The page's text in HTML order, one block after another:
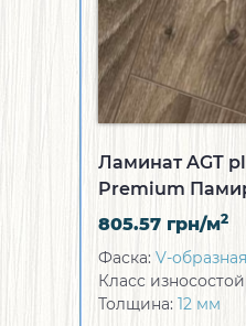
Ламинат AGT
Premium
805.57 грн/м2
Фаска: V-
Класс
Толщина: 12 мм